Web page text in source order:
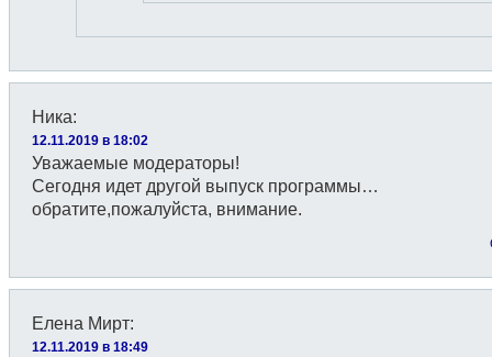
Ника:
12.11.2019 в 18:02
Уважаемые модераторы!
Сегодня идет другой выпуск программы…
обратите,пожалуйста, внимание.
Елена Мирт:
12.11.2019 в 18:49